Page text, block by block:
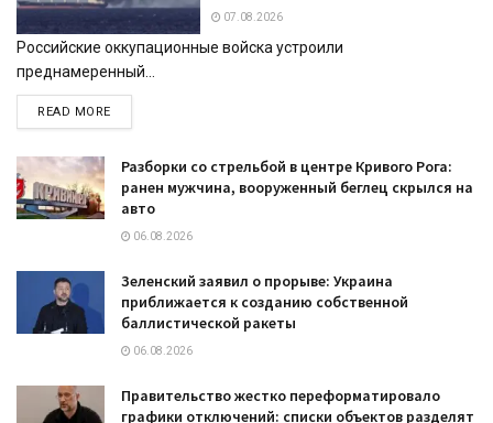
07.08.2026
Российские оккупационные войска устроили
преднамеренный...
READ MOREDETAILS
Разборки со стрельбой в центре Кривого Рога:
ранен мужчина, вооруженный беглец скрылся на
авто
06.08.2026
Зеленский заявил о прорыве: Украина
приближается к созданию собственной
баллистической ракеты
06.08.2026
Правительство жестко переформатировало
графики отключений: списки объектов разделят